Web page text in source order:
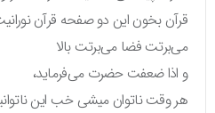
قرآن بخون این دو صفحه قرآن
می‌برتت فضا می‌برتت بالا
و اذا ضعفت حضرت می‌فرماید،
هر وقت ناتوان میشی خب این ناتوانیو